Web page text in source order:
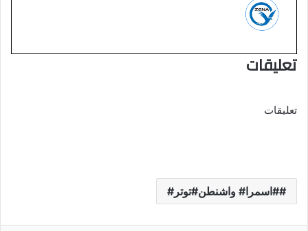
تعليقات
تعليقات
#اسمرا# واشنطن#توتر#